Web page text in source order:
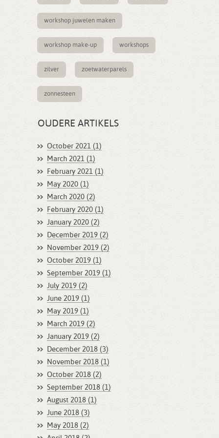
workshop juwelen maken
workshop make-up workshops
zilver zoetwaterparels
zonnesteen
OUDERE ARTIKELS
October 2021 (1)
March 2021 (1)
February 2021 (1)
May 2020 (1)
March 2020 (2)
February 2020 (1)
January 2020 (2)
December 2019 (2)
November 2019 (2)
October 2019 (1)
September 2019 (1)
July 2019 (2)
June 2019 (1)
May 2019 (1)
March 2019 (2)
January 2019 (2)
December 2018 (3)
November 2018 (1)
October 2018 (2)
September 2018 (1)
August 2018 (1)
June 2018 (3)
May 2018 (2)